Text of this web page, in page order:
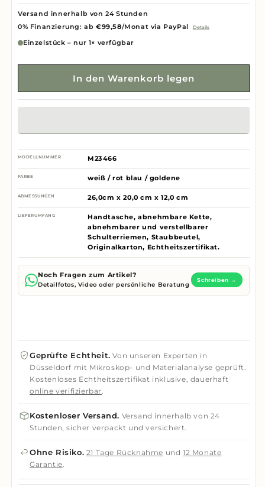
Versand innerhalb von 24 Stunden
0% Finanzierung: ab €99,58/Monat via PayPal Details
Einzelstück – nur 1× verfügbar
In den Warenkorb legen
MODELLNUMMER M23466
FARBE weiß / rot blau / goldene
ABMESSUNGEN 26,0cm x 20,0 cm x 12,0 cm
LIEFERUMFANG
Handtasche, abnehmbare Kette,
abnehmbarer und verstellbarer
Schulterriemen, Staubbeutel,
Originalkarton, Echtheitszertifikat.
Noch Fragen zum Artikel?
Detailfotos, Video oder persönliche Beratung
Schreiben →
Geprüfte Echtheit. Von unseren Experten in
Düsseldorf mit Mikroskop- und Materialanalyse geprüft.
Kostenloses Echtheitszertifikat inklusive, dauerhaft
online verifizierbar
Kostenloser Versand. Versand innerhalb von 24
Stunden, sicher verpackt und versichert.
Ohne Risiko. 21 Tage Rücknahme und12 Monate
Garantie